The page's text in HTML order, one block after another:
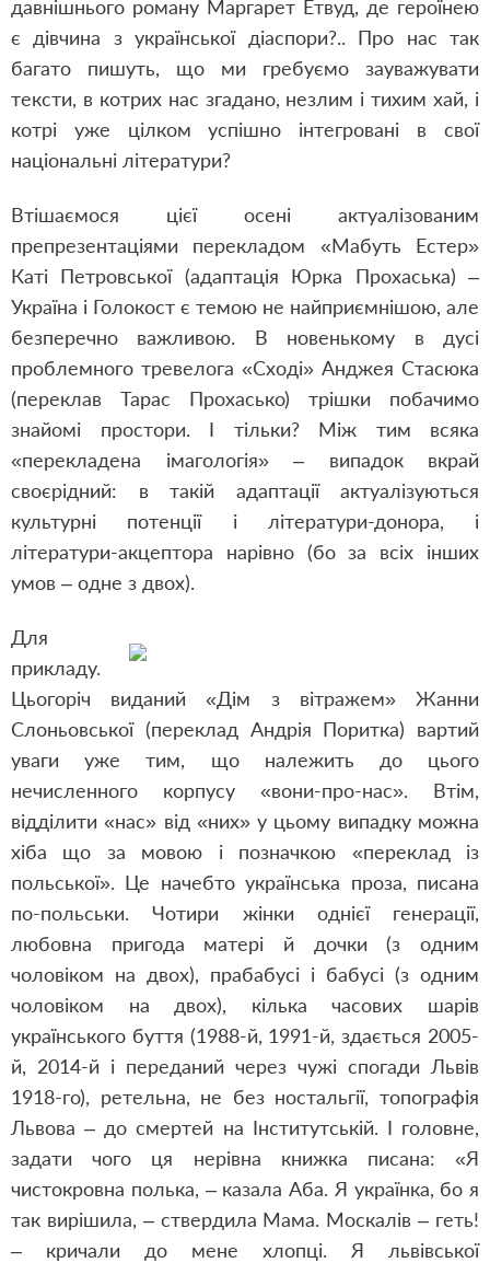
давнішнього роману Маргарет Етвуд, де героїнею
є дівчина з української діаспори?.. Про нас так
багато пишуть, що ми гребуємо зауважувати
тексти, в котрих нас згадано, незлим і тихим хай, і
котрі уже цілком успішно інтегровані в свої
національні літератури?
Втішаємося цієї осені актуалізованим
препрезентаціями перекладом «Мабуть Естер»
Каті Петровської (адаптація Юрка Прохаська) –
Україна і Голокост є темою не найприємнішою, але
безперечно важливою. В новенькому в дусі
проблемного тревелога «Сході» Анджея Стасюка
(переклав Тарас Прохасько) трішки побачимо
знайомі простори. І тільки? Між тим всяка
«перекладена імагологія» – випадок вкрай
своєрідний: в такій адаптації актуалізуються
культурні потенції і літератури-донора, і
літератури-акцептора нарівно (бо за всіх інших
умов – одне з двох).
Для
прикладу.
Цьогоріч виданий «Дім з вітражем» Жанни
Слоньовської (переклад Андрія Поритка) вартий
уваги уже тим, що належить до цього
нечисленного корпусу «вони-про-нас». Втім,
відділити «нас» від «них» у цьому випадку можна
хіба що за мовою і позначкою «переклад із
польської». Це начебто українська проза, писана
по-польськи. Чотири жінки однієї генерації,
любовна пригода матері й дочки (з одним
чоловіком на двох), прабабусі і бабусі (з одним
чоловіком на двох), кілька часових шарів
українського буття (1988-й, 1991-й, здається 2005-
й, 2014-й і переданий через чужі спогади Львів
1918-го), ретельна, не без ностальгії, топографія
Львова – до смертей на Інститутській. І головне,
задати чого ця нерівна книжка писана: «Я
чистокровна полька, – казала Аба. Я українка, бо я
так вирішила, – ствердила Мама. Москалів – геть!
– кричали до мене хлопці. Я львівської